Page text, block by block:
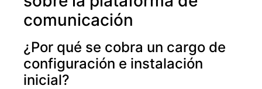
comunicación
¿Por qué se cobra un cargo de
configuración e instalación
inicial?